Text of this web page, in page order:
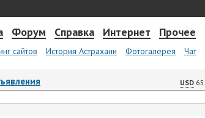
Форум Справка Интернет Прочее
сайтов История Астрахани Фотогалерея Чат
USD